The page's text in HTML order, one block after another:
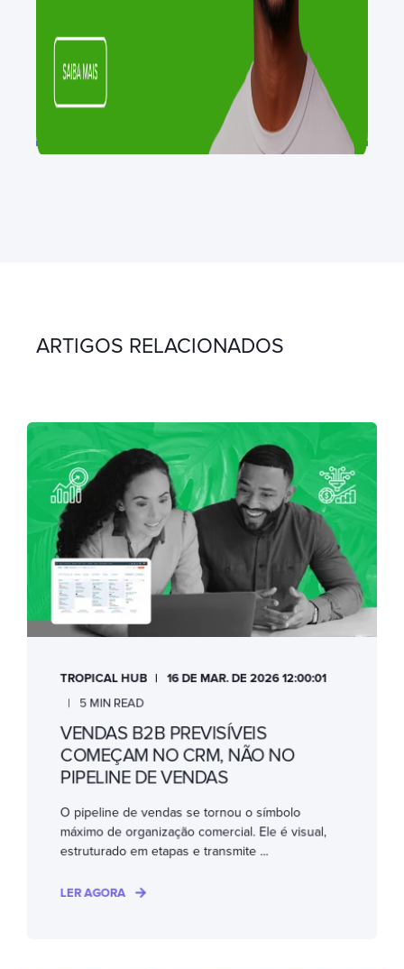
ARTIGOS RELACIONADOS
TROPICAL HUB
16 DE MAR. DE 2026 12:00:01
5 MIN READ
VENDAS B2B PREVISÍVEIS
COMEÇAM NO CRM, NÃO NO
PIPELINE DE VENDAS
O pipeline de vendas se tornou o símbolo
máximo de organização comercial. Ele é visual,
estruturado em etapas e transmite ...
LER AGORA